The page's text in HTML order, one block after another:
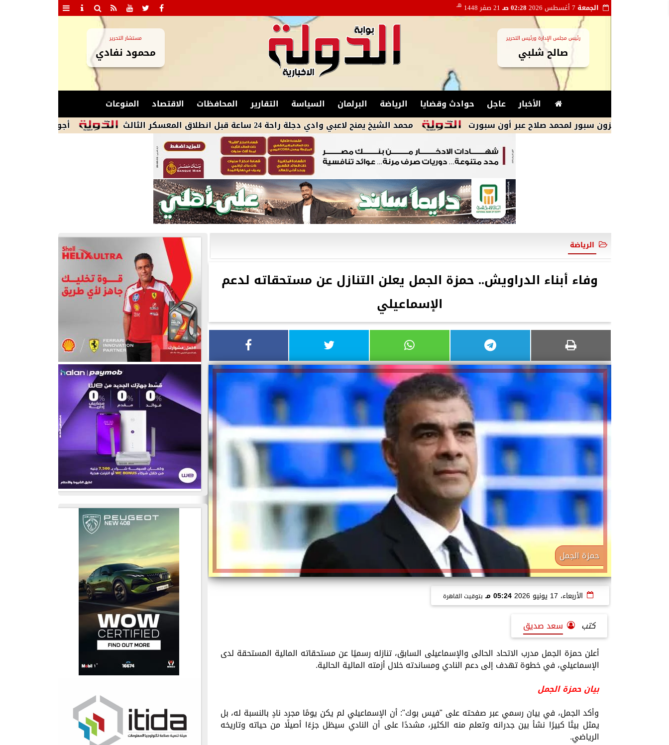
الجمعة 02:28 صـ 21 صفر 1448 هـ
رئيس مجلس الإدارة ورئيس التحرير
صالح شلبي
مستشار التحرير
محمود نفادي
الأخبار عاجل حوادث وقضايا الرياضة البرلمان السياسة التقارير المحافظات الاقتصاد
المنوعات
أجواء شديدة الحرارة ورطوبة
محمد الشيخ يمنح لاعبي وادي دجلة راحة 24 ساعة قبل انطلاق المعسكر الثالث سبور لمحمد صلاح عبر أون سبورت
الرياضة
وفاء أبناء الدراويش.. حمزة الجمل يعلن التنازل عن مستحقاته لدعم
الإسماعيلي
حمزة الجمل
الأربعاء، 17 يونيو 2026 05:24 مـ بتوقيت القاهرة
كتب
سعد صديق
أعلن حمزة الجمل مدرب الاتحاد الحالى والإسماعيلى السابق، تنازله رسميًا عن مستحقاته المالية المستحقة لدى
الإسماعيلي، في خطوة تهدف إلى دعم النادي ومساندته خلال أزمته المالية الحالية.
بيان حمزة الجمل
وأكد الجمل، في بيان رسمي عبر صفحته على "فيس بوك": أن الإسماعيلي لم يكن يومًا مجرد نادٍ بالنسبة له، بل
يمثل بيتًا كبيرًا نشأ بين جدرانه وتعلم منه الكثير، مشددًا على أن النادي سيظل جزءًا أصيلًا من حياته وتاريخه
الرياضي.